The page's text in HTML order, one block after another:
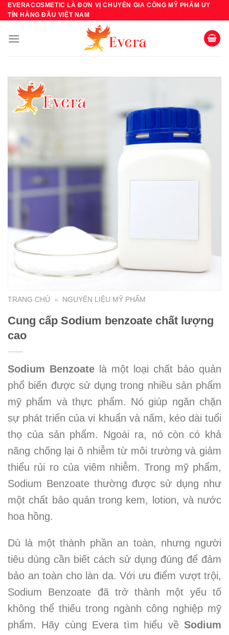
Bỏ
qua
dung
EVERACOSMETIC LÀ ĐƠN VỊ CHUYÊN GIA CÔNG MỸ PHẨM UY
TÍN HÀNG ĐẦU VIỆT NAM
TRANG CHỦ » NGUYÊN LIỆU MỸ PHẨM
Cung cấp Sodium benzoate chất lượng
cao
Sodium Benzoate là một loại chất bảo quản
phổ biến được sử dụng trong nhiều sản phẩm
mỹ phẩm và thực phẩm. Nó giúp ngăn chặn
sự phát triển của vi khuẩn và nấm, kéo dài tuổi
thọ của sản phẩm. Ngoài ra, nó còn có khả
năng chống lại ô nhiễm từ môi trường và giảm
thiểu rủi ro của viêm nhiễm. Trong mỹ phẩm,
Sodium Benzoate thường được sử dụng như
một chất bảo quản trong kem, lotion, và nước
hoa hồng.
Dù là một thành phần an toàn, nhưng người
tiêu dùng cần biết cách sử dụng đúng để đảm
bảo an toàn cho làn da. Với ưu điểm vượt trội,
Sodium Benzoate đã trở thành một yếu tố
không thể thiếu trong ngành công nghiệp mỹ
phẩm. Hãy cùng Evera tìm hiểu về Sodium